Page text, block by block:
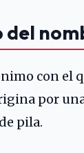
con el
por
pila.